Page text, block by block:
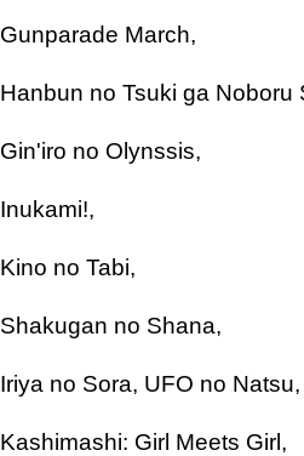
Gunparade March,
Hanbun no Tsuki ga Noboru
Gin'iro no Olynssis,
Inukami!,
Kino no Tabi,
Shakugan no Shana,
Iriya no Sora, UFO no Natsu,
Kashimashi: Girl Meets Girl,